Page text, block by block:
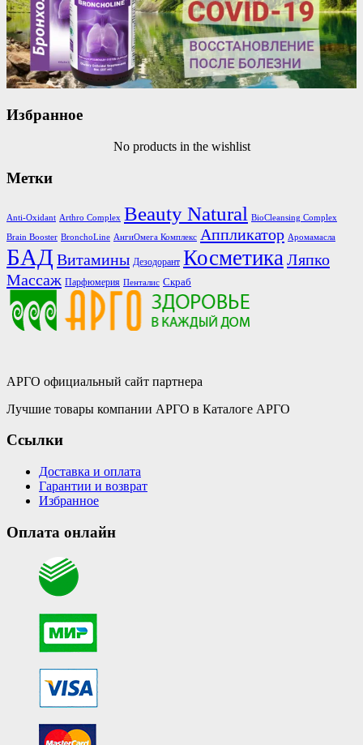
Избранное
No products in the wishlist
Метки
Anti-Oxidant Arthro Complex Beauty Natural BioCleansing Complex
Brain Booster BronchoLine АнгиОмега Комплекс Аппликатор Аромамасла
БАД Витамины Дезодорант Косметика Ляпко
Массаж Парфюмерия Пенталис Скраб
АРГО официальный сайт партнера
Лучшие товары компании АРГО в Каталоге АРГО
Ссылки
Доставка и оплата
Гарантии и возврат
Избранное
Оплата онлайн